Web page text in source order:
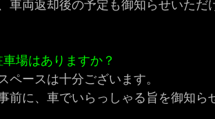
車両返却後の予定も御知らせいた
車場はありますか？
ペースは十分ございます。
前に、車でいらっしゃる旨を御知ら